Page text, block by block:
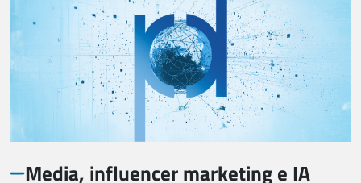
Media, influencer marketing e IA